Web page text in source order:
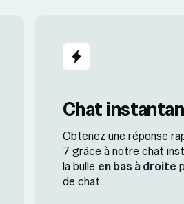
Chat
Obtenez une réponse
7 grâce à notre chat
la bulle en bas à droite
de chat.